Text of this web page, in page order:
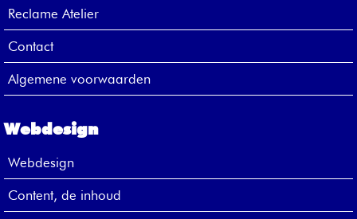
Reclame Atelier
Contact
Algemene voorwaarden
Webdesign
Webdesign
Content, de inhoud